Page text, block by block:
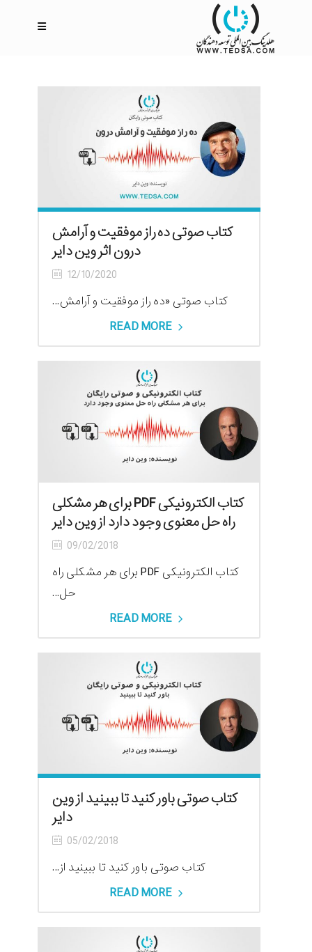
کتاب صوتی ده راز موفقیت و آرامش
درون اثر وین دایر
12/10/2020
کتاب صوتی «ده راز موفقیت و آرامش...
READ MORE
کتاب الکترونیکی PDF برای هر مشکلی
راه حل معنوی وجود دارد از وین دایر
09/02/2018
کتاب الکترونیکی PDF برای هر مشکلی راه
حل...
READ MORE
کتاب صوتی باور کنید تا ببینید از وین
دایر
05/02/2018
کتاب صوتی باور کنید تا ببینید از...
READ MORE